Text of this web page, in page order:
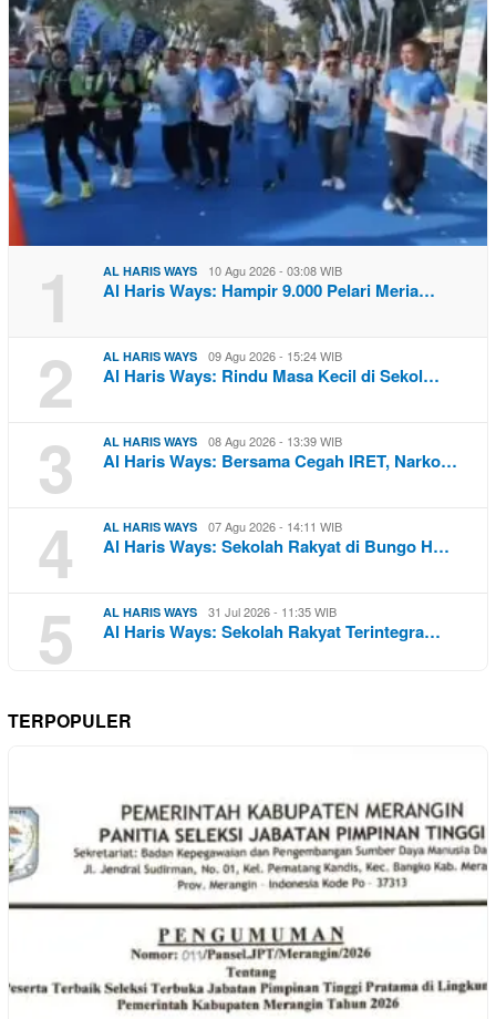
1 AL HARIS WAYS 10 Agu 2026 - 03:08 WIB
Al Haris Ways: Hampir 9.000 Pelari Meria…
2 AL HARIS WAYS 09 Agu 2026 - 15:24 WIB
Al Haris Ways: Rindu Masa Kecil di Sekol…
3 AL HARIS WAYS 08 Agu 2026 - 13:39 WIB
Al Haris Ways: Bersama Cegah IRET, Narko…
4 AL HARIS WAYS 07 Agu 2026 - 14:11 WIB
Al Haris Ways: Sekolah Rakyat di Bungo H…
5 AL HARIS WAYS 31 Jul 2026 - 11:35 WIB
Al Haris Ways: Sekolah Rakyat Terintegra…
TERPOPULER